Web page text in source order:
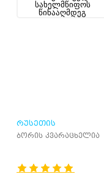
ᲠᲣᲡᲔᲗᲘᲡ
ᲒᲐᲛᲝᲣᲪᲮᲐᲓᲔᲑᲔᲚᲘ
ᲬᲘᲜᲐᲐᲦᲛᲓᲔᲒ
ბორის კვარაცხელია